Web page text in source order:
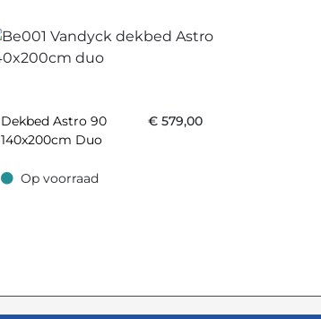
Dekbed Astro 90
140x200cm Duo
€ 579,00
Op voorraad
Op voorraad